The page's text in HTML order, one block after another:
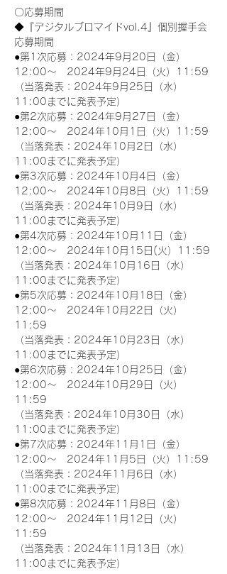
〇応募期間
◆『デジタルブロマイドvol.4』個別握手会
応募期間
●第1次応募：2024年9月20日（金）
12:00～　2024年9月24日（火）11:59
（当落発表：2024年9月25日（水）
11:00までに発表予定）
●第2次応募：2024年9月27日（金）
12:00～　2024年10月1日（火）11:59
（当落発表：2024年10月2日（水）
11:00までに発表予定）
●第3次応募：2024年10月4日（金）
12:00～　2024年10月8日（火）11:59
（当落発表：2024年10月9日（水）
11:00までに発表予定）
●第4次応募：2024年10月11日（金）
12:00～　2024年10月15日(火）11:59
（当落発表：2024年10月16日（水）
11:00までに発表予定）
●第5次応募：2024年10月18日（金）
12:00～　2024年10月22日（火）
11:59
（当落発表：2024年10月23日（水）
11:00までに発表予定）
●第6次応募：2024年10月25日（金）
12:00～　2024年10月29日（火）
11:59
（当落発表：2024年10月30日（水）
11:00までに発表予定）
●第7次応募：2024年11月1日（金）
12:00～　2024年11月5日（火）11:59
（当落発表：2024年11月6日（水）
11:00までに発表予定）
●第8次応募：2024年11月8日（金）
12:00～　2024年11月12日（火）
11:59
（当落発表：2024年11月13日（水）
11:00までに発表予定）